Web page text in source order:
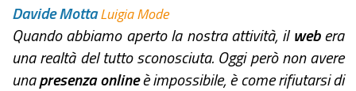
Davide MottaLuigia Mode
Quando abbiamo aperto la nostra attività, ilwebera
una realtà del tutto sconosciuta. Oggi però non avere
unapresenza onlineè impossibile, è come rifiutarsi di